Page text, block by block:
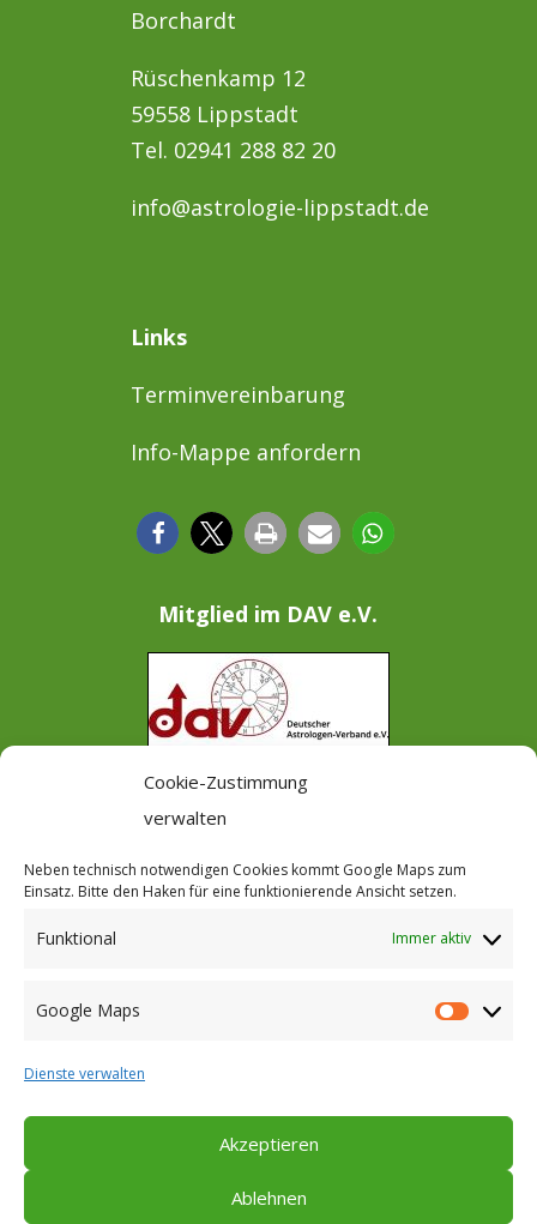
Cookie-Zustimmung
verwalten
Neben technisch notwendigen Cookies kommt Google Maps zum
Einsatz. Bitte den Haken für eine funktionierende Ansicht setzen.
Funktional Immer aktiv
Google Maps
Dienste verwalten
Akzeptieren
Ablehnen
Borchardt
Rüschenkamp 12
59558 Lippstadt
Tel. 02941 288 82 20
info@astrologie-lippstadt.de
Links
Terminvereinbarung
Info-Mappe anfordern
Mitglied im DAV e.V.
Anerkennung als Regionalstelle des
Astrologische Psychologie